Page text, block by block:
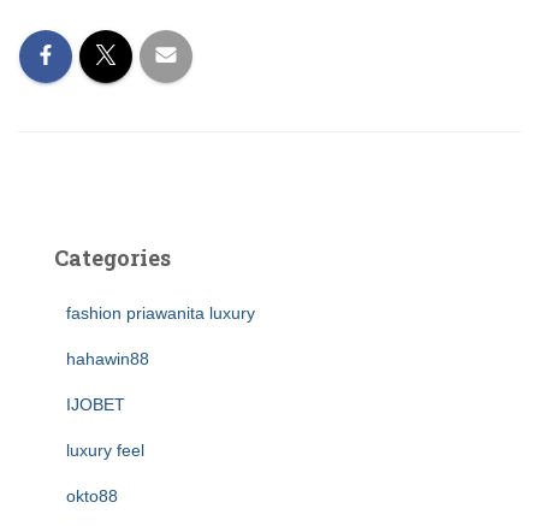
Categories
fashion priawanita luxury
hahawin88
IJOBET
luxury feel
okto88